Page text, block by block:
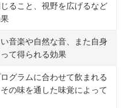
ること、視野を広げるなど
音楽や自然な音、また自身
て得られる効果
グラムに合わせて飲まれる
の味を通した味覚によって